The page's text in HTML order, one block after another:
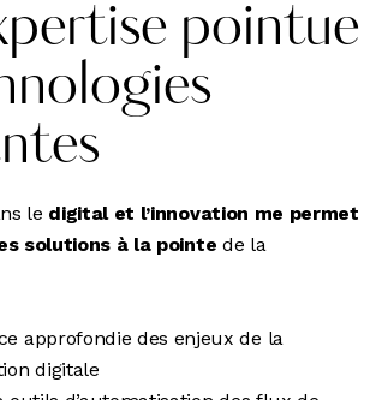
pointue
le digital et l’innovation me permet
solutions à la pointe de la
approfondie des enjeux de la
digitale